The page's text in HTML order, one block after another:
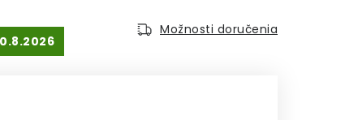
Možnosti doručenia